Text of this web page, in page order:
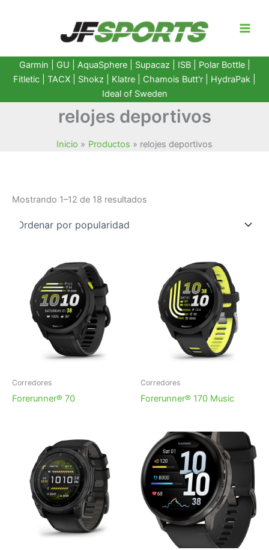
Garmin GU AquaSphere| Supacaz | ISB | Polar Bottle|
Fitletic
TACX Shokz Klatre Chamois Butt'r HydraPak
Ideal of Sweden
relojes deportivos
Inicio Productos relojes deportivos
Mostrando 1–12 de 18 resultados
Corredores
Forerunner® 70
Corredores
Forerunner® 170 Music